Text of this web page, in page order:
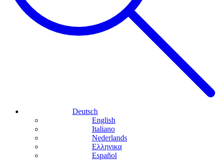
Deutsch
English
Italiano
Nederlands
Ελληνικα
Español